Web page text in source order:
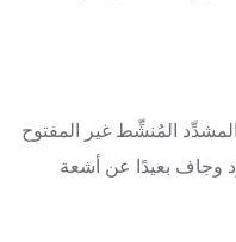
المُنشِّط غير المفتوح
وجاف بعيدًا عن أشعة